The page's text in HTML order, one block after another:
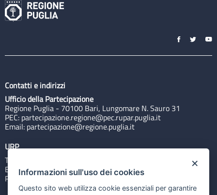
Contatti e indirizzi
Ufficio della Partecipazione
Regione Puglia - 70100 Bari, Lungomare N. Sauro 31
PEC: partecipazione.regione@pec.rupar.puglia.it
Email: partecipazione@regione.puglia.it
URP
Tel: 800713939
Email:quiregione@regione.puglia.it
Rubrica
×
Informazioni sull'uso dei cookies
Questo sito web utilizza cookie essenziali per garantire